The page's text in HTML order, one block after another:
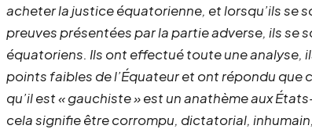
acheter la justice équatorienne, et lorsqu’ils se
preuves présentées par la partie adverse, ils se
équatoriens. Ils ont effectué toute une analyse,
points faibles de l’Équateur et ont répondu que
qu’il est « gauchiste » est un anathème aux
cela signifie être corrompu, dictatorial,